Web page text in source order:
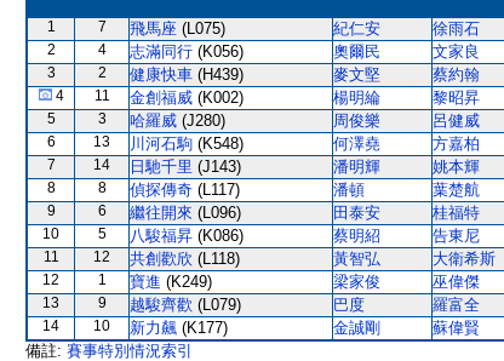
1 7 飛馬座 (L075) 紀仁安 徐雨石
2
4 志滿同行 (K056) 奧爾民 文家良
3
2 健康快車 (H439) 麥文堅 蔡約翰
4
11 金創福威 (K002) 楊明綸 黎昭昇
5
3 哈羅威 (J280) 周俊樂 呂健威
6
13 川河石駒 (K548) 何澤堯 方嘉柏
7
14 日馳千里 (J143) 潘明輝 姚本輝
8
8 偵探傳奇 (L117) 潘頓 葉楚航
9
6 繼往開來 (L096) 田泰安 桂福特
10
5 八駿福昇 (K086) 蔡明紹 告東尼
11
12 共創歡欣 (L118) 黃智弘 大衛希斯
12
1 寶進 (K249) 梁家俊 巫偉傑
13
9 越駿齊歡 (L079) 巴度 羅富全
14
10 新力飆 (K177) 金誠剛 蘇偉賢
備註: 賽事特別情況索引